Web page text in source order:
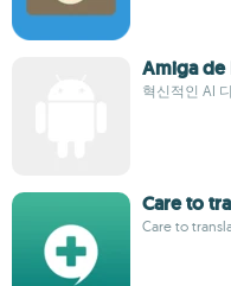
Amiga de
혁신적인 AI
Care to
Care to